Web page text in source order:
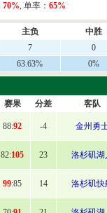
70%, 单率： 65%
主负
中胜
7
0
63.63% 0%
赛果 分差 客队
88:92 -4 金州勇
82:105 23 洛杉矶湖
99:85 14 洛杉矶快